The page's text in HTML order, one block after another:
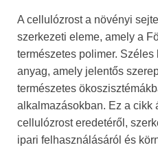
A cellulózrost a növényi
szerkezeti eleme, amely a
természetes polimer.
anyag, amely jelentős
természetes
alkalmazásokban. Ez a cikk
cellulózrost eredetéről,
ipari felhasználásáról és